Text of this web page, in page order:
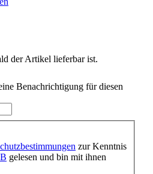
der Artikel lieferbar ist.
Benachrichtigung für diesen
zur Kenntnis
gelesen und bin mit ihnen